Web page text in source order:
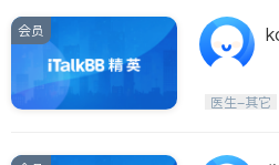
会员
医生-其它